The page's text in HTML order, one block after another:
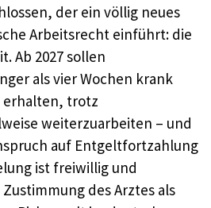
der ein völlig neues
Arbeitsrecht einführt: die
Ab 2027 sollen
als vier Wochen krank
erhalten, trotz
weiterzuarbeiten – und
auf Entgeltfortzahlung
ist freiwillig und
des Arztes als